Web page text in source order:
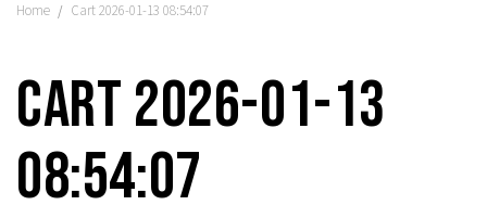
innehåll
Home / Cart 2026-01-13 08:54:07
Cart 2026-01-13
08:54:07